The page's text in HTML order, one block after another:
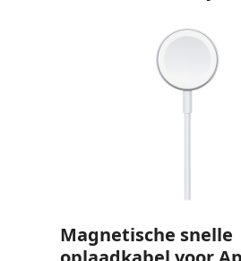
Magnetische snelle